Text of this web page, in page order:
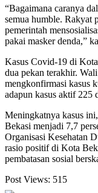
“Bagaimana caranya
semua humble. Rakyat
pemerintah
pakai masker denda,”
Kasus Covid-19 di
dua pekan terakhir.
mengkonfirmasi kasus
adapun kasus aktif 225
Meningkatnya kasus
Bekasi menjadi 7,7
Organisasi Kesehatan
rasio positif di Kota
pembatasan sosial
Post Views: 515